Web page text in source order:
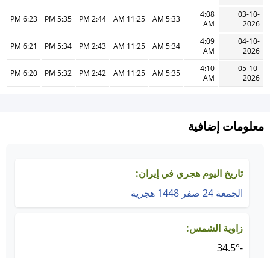
03-10-
2026
4:08
AM
5:33 AM
11:25 AM
2:44 PM
5:35 PM
6:23 PM
04-10-
2026
4:09
AM
5:34 AM
11:25 AM
2:43 PM
5:34 PM
6:21 PM
05-10-
2026
4:10
AM
5:35 AM
11:25 AM
2:42 PM
5:32 PM
6:20 PM
معلومات إضافية
تاريخ اليوم هجري في إيران:
الجمعة 24 صفر 1448 هجرية
زاوية الشمس:
-34.5°